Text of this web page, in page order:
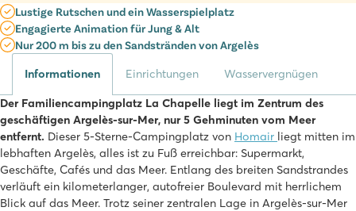
Lustige Rutschen und ein Wasserspielplatz
Engagierte Animation für Jung & Alt
Nur 200 m bis zu den Sandstränden von Argelès
Informationen Einrichtungen Wasservergnügen
Der Familiencampingplatz La Chapelle liegt im Zentrum des
geschäftigen Argelès-sur-Mer, nur 5 Gehminuten vom Meer
entfernt. Dieser 5-Sterne-Campingplatz von Homair liegt mitten im
lebhaften Argelès, alles ist zu Fuß erreichbar: Supermarkt,
Geschäfte, Cafés und das Meer. Entlang des breiten Sandstrandes
verläuft ein kilometerlanger, autofreier Boulevard mit herrlichem
Blick auf das Meer. Trotz seiner zentralen Lage in Argelès-sur-Mer